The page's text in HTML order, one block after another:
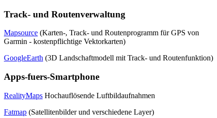
Track- und Routenverwaltung
Mapsource (Karten-, Track- und Routenprogramm für GPS von
Garmin - kostenpflichtige Vektorkarten)
GoogleEarth (3D Landschaftmodell mit Track- und Routenfunktion)
Apps-fuers-Smartphone
RealityMaps Hochauflösende Luftbildaufnahmen
Fatmap (Satellitenbilder und verschiedene Layer)